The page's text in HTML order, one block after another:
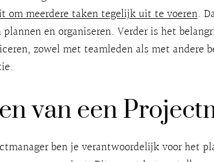
om meerdere taken tegelijk uit te voeren.
plannen en organiseren. Verder is het
zowel met teamleden als met andere
van een
ben je verantwoordelijk voor het